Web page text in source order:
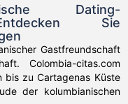
Dating-
Sie
Gastfreundschaft
Colombia-citas.com
bis zu Cartagenas Küste
der kolumbianischen